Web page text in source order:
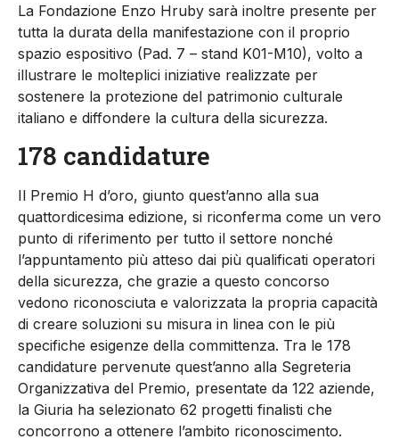
La Fondazione Enzo Hruby sarà inoltre presente per
tutta la durata della manifestazione con il proprio
spazio espositivo (Pad. 7 – stand K01-M10), volto a
illustrare le molteplici iniziative realizzate per
sostenere la protezione del patrimonio culturale
italiano e diffondere la cultura della sicurezza.
178 candidature
Il Premio H d’oro, giunto quest’anno alla sua
quattordicesima edizione, si riconferma come un vero
punto di riferimento per tutto il settore nonché
l’appuntamento più atteso dai più qualificati operatori
della sicurezza, che grazie a questo concorso
vedono riconosciuta e valorizzata la propria capacità
di creare soluzioni su misura in linea con le più
specifiche esigenze della committenza. Tra le 178
candidature pervenute quest’anno alla Segreteria
Organizzativa del Premio, presentate da 122 aziende,
la Giuria ha selezionato 62 progetti finalisti che
concorrono a ottenere l’ambito riconoscimento.